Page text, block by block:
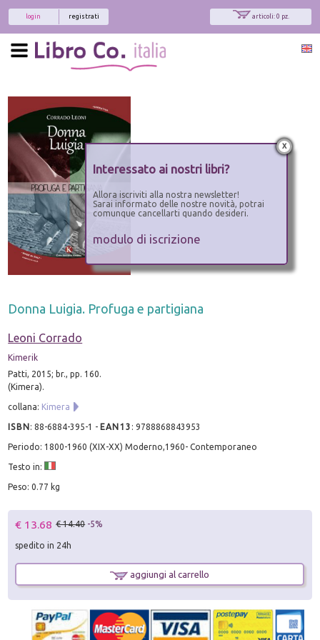
articoli: 0 pz.
registrati
login
Donna Luigia. Profuga e partigiana
Leoni Corrado
Kimerik
Patti, 2015; br., pp. 160.
(Kimera).
collana: Kimera
ISBN:88-6884-395-1 - EAN13 :9788868843953
Periodo: 1800-1960 (XIX-XX) Moderno,1960- Contemporaneo
Testo in:
Peso: 0.77 kg
€ 13.68 € 14.40 -5%
spedito in 24h
aggiungi al carrello
x
Interessato ai nostri libri?
Allora iscriviti alla nostra newsletter!
Sarai informato delle nostre novità, potrai
comunque cancellarti quando desideri.
modulo di iscrizione